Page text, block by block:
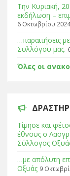
Tην Κυριακή,
εκδήλωση –
6 Οκτωβρίου 2024
…παραιτήσεις
Συλλόγου μας.
Όλες οι
Τίμησε και
έθνους ο
Σύλλογος
…με απόλυτη
Οξυάς 9